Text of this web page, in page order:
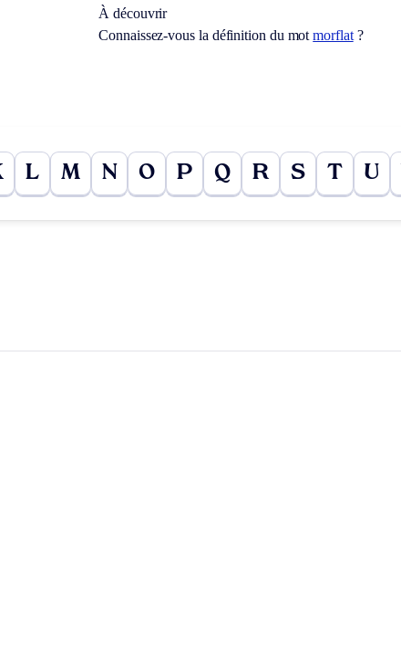
À découvrir
Connaissez-vous la définition du motmorflat?
L M N O P Q R S T U